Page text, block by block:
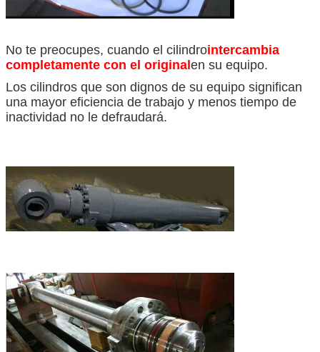
PRESENTACIóN
No te preocupes, cuando el cilindrointercambia
completamente con el original en su equipo.
Los cilindros que son dignos de su equipo significan
una mayor eficiencia de trabajo y menos tiempo de
inactividad no le defraudará.